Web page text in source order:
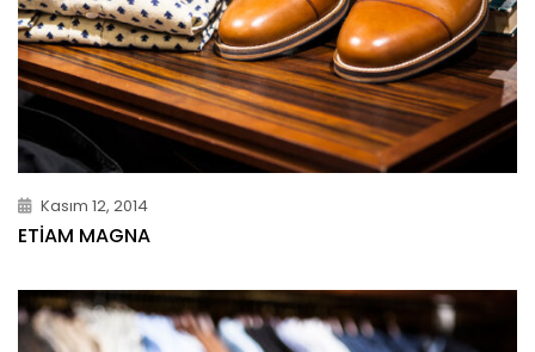
Kasım 12, 2014
ETIAM MAGNA